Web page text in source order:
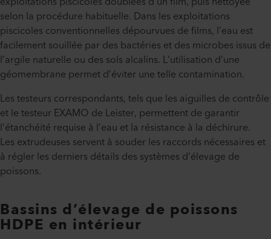
selon la procédure habituelle. Dans les exploitations
piscicoles conventionnelles dépourvues de films, l’eau est
facilement souillée par des bactéries et des microbes issus de
l’argile naturelle ou des sols alcalins. L’utilisation d’une
géomembrane permet d’éviter une telle contamination.
Les testeurs correspondants, tels que les aiguilles de contrôle
et le testeur EXAMO de Leister, permettent de garantir
l’étanchéité requise à l’eau et la résistance à la déchirure.
Les extrudeuses servent à souder les raccords nécessaires et
à régler les derniers détails des systèmes d’élevage de
poissons.
Bassins d’élevage de poissons
HDPE en intérieur